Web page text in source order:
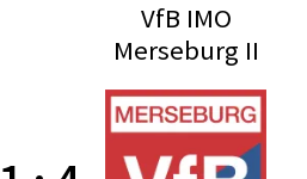
VfB IMO
Merseburg II